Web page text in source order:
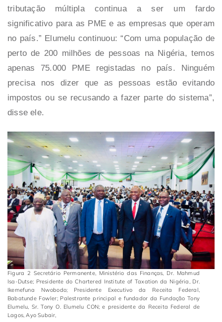
tributação múltipla continua a ser um fardo
significativo para as PME e as empresas que operam
no país.” Elumelu continuou: “Com uma população de
perto de 200 milhões de pessoas na Nigéria, temos
apenas 75.000 PME registadas no país. Ninguém
precisa nos dizer que as pessoas estão evitando
impostos ou se recusando a fazer parte do sistema”,
disse ele.
Figura 2 Secretário Permanente, Ministério das Finanças, Dr. Mahmud
Isa-Dutse; Presidente do Chartered Institute of Taxation da Nigéria, Dr.
Ikemefuna Nwobodo; Presidente Executivo da Receita Federal,
Babatunde Fowler; Palestrante principal e fundador da Fundação Tony
Elumelu, Sr. Tony O. Elumelu CON; e presidente da Receita Federal de
Lagos, Ayo Subair,